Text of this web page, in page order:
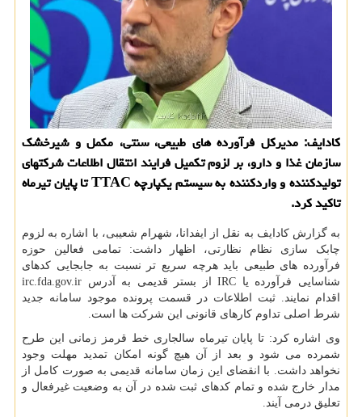
کادایف: مدیرکل فرآورده های طبیعی، سنتی، مکمل و شیرخشک
سازمان غذا و دارو، بر لزوم تکمیل فرایند انتقال اطلاعات شرکتهای
تولیدکننده و واردکننده به سیستم یکپارچه TTAC تا پایان تیرماه
تاکید کرد.
به گزارش کادایف به نقل از ایفدانا، شهرام شعیبی، با اشاره به لزوم
چابک سازی نظام نظارتی، اظهار داشت: تمامی فعالین حوزه
فرآورده های طبیعی باید هرچه سریع تر نسبت به جابجایی کدهای
شناسایی فرآورده یا IRC از بستر قدیمی به آدرس irc.fda.gov.ir
اقدام نمایند. ثبت اطلاعات در قسمت پرونده موجود سامانه جدید
شرط اصلی تداوم کارهای قانونی این شرکت ها است.
وی اشاره کرد: تا پایان تیرماه سالجاری خط قرمز زمانی این طرح
شمرده می شود و بعد از آن هیچ گونه امکان تمدید مهلت وجود
نخواهد داشت. با انقضای این زمان سامانه قدیمی به صورت کامل از
مدار خارج شده و تمام کدهای ثبت شده در آن به وضعیت غیرفعال و
تعلیق درمی آیند.